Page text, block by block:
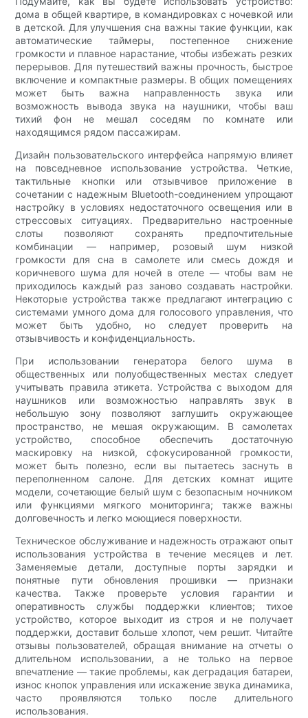
дома в общей квартире, в командировках с ночевкой или
в детской. Для улучшения сна важны такие функции, как
автоматические таймеры, постепенное снижение
громкости и плавное нарастание, чтобы избежать резких
перерывов. Для путешествий важны прочность, быстрое
включение и компактные размеры. В общих помещениях
может быть важна направленность звука или
возможность вывода звука на наушники, чтобы ваш
тихий фон не мешал соседям по комнате или
находящимся рядом пассажирам.
Дизайн пользовательского интерфейса напрямую влияет
на повседневное использование устройства. Четкие,
тактильные кнопки или отзывчивое приложение в
сочетании с надежным Bluetooth-соединением упрощают
настройку в условиях недостаточного освещения или в
стрессовых ситуациях. Предварительно настроенные
слоты позволяют сохранять предпочтительные
комбинации — например, розовый шум низкой
громкости для сна в самолете или смесь дождя и
коричневого шума для ночей в отеле — чтобы вам не
приходилось каждый раз заново создавать настройки.
Некоторые устройства также предлагают интеграцию с
системами умного дома для голосового управления, что
может быть удобно, но следует проверить на
отзывчивость и конфиденциальность.
При использовании генератора белого шума в
общественных или полуобщественных местах следует
учитывать правила этикета. Устройства с выходом для
наушников или возможностью направлять звук в
небольшую зону позволяют заглушить окружающее
пространство, не мешая окружающим. В самолетах
устройство, способное обеспечить достаточную
маскировку на низкой, сфокусированной громкости,
может быть полезно, если вы пытаетесь заснуть в
переполненном салоне. Для детских комнат ищите
модели, сочетающие белый шум с безопасным ночником
или функциями мягкого мониторинга; также важны
долговечность и легко моющиеся поверхности.
Техническое обслуживание и надежность отражают опыт
использования устройства в течение месяцев и лет.
Заменяемые детали, доступные порты зарядки и
понятные пути обновления прошивки — признаки
качества. Также проверьте условия гарантии и
оперативность службы поддержки клиентов; тихое
устройство, которое выходит из строя и не получает
поддержки, доставит больше хлопот, чем решит. Читайте
отзывы пользователей, обращая внимание на отчеты о
длительном использовании, а не только на первое
впечатление — такие проблемы, как деградация батареи,
износ кнопок управления или искажение звука динамика,
часто проявляются только после длительного
использования.